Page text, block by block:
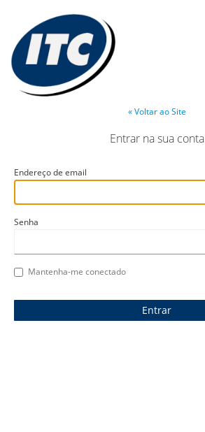
« Voltar ao Site
Entrar na sua conta
Endereço de email
Senha
Mantenha-me conectado